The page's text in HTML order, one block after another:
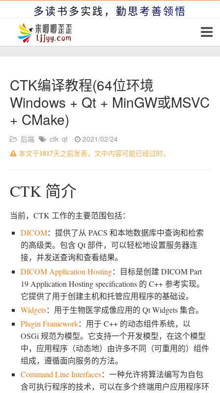
多读书多实践，勤思考善领悟
CTK编译教程(64位环境
Windows + Qt + MinGW或MSVC
+ CMake)
后端 ctk qt 2021/02/24
本文于1817天之前发表，文中内容可能已经过时。
CTK 简介
当前，CTK 工作的主要范围包括：
DICOM：提供了从 PACS 和本地数据库中查询和检索
的高级类。包含 Qt 部件，可以轻松地设置服务器连
接，并发送查询和查看结果。
DICOM Application Hosting：目标是创建 DICOM Part
19 Application Hosting specifications 的 C++ 参考实现。
它提供了用于创建主机和托管应用程序的基础设。
Widgets：用于生物医学成像应用的 Qt Widgets 集合。
Plugin Framework：用于 C++ 的动态组件系统，以
OSGi 规范为模型。它支持一个开发模型，在这个模型
中，应用程序（动态地）由许多不同（可重用的）组件
组成，遵循面向服务的方法。
Command Line Interfaces：一种允许将算法编写为自包
含可执行程序的技术，可以在多个终端用户应用程序环